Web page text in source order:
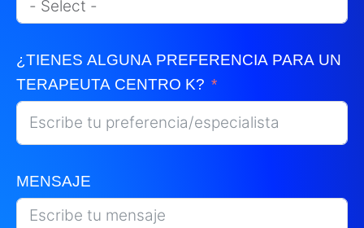
¿TIENES ALGUNA PREFERENCIA PARA UN
TERAPEUTA CENTRO K?
MENSAJE